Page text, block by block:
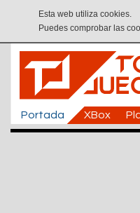
Esta web utiliza cookies.
Puedes comprobar las
Portada XBox